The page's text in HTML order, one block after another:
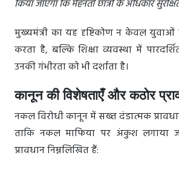
किया जाएगा कि मेहनती छात्रों के अधिकार
मुख्यमंत्री का यह दृष्टिकोण न केवल युवाओं
करता है, बल्कि शिक्षा व्यवस्था में
उनकी गंभीरता को भी दर्शाता है।
कानून की विशेषताएँ और कठोर
नकल विरोधी कानून में सख्त दंडात्मक
ताकि नकल माफिया पर अंकुश लगाया
प्रावधान निम्नलिखित हैं: